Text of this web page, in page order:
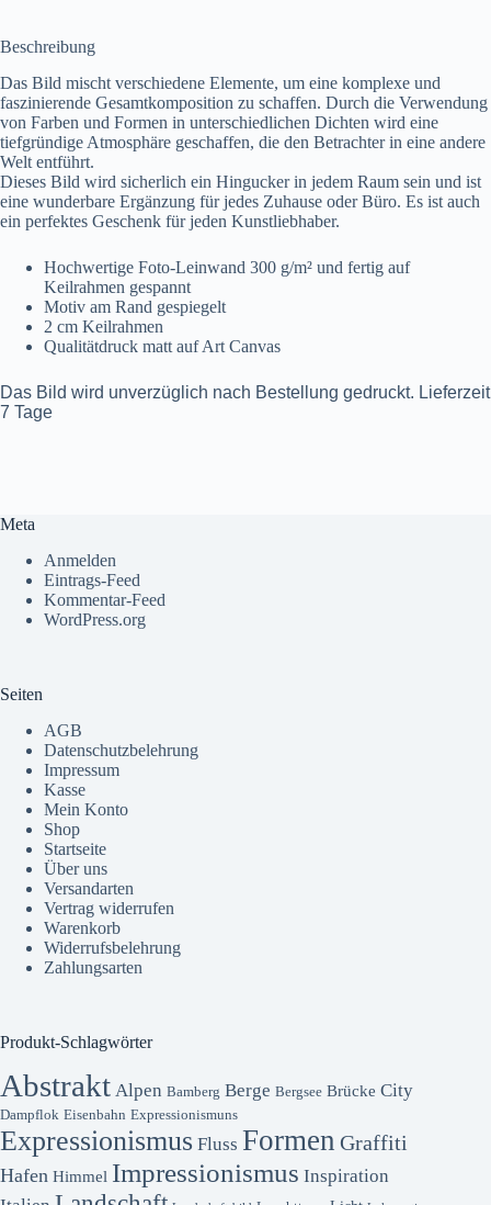
Beschreibung
Das Bild mischt verschiedene Elemente, um eine komplexe und
faszinierende Gesamtkomposition zu schaffen. Durch die Verwendung
von Farben und Formen in unterschiedlichen Dichten wird eine
tiefgründige Atmosphäre geschaffen, die den Betrachter in eine andere
Welt entführt.
Dieses Bild wird sicherlich ein Hingucker in jedem Raum sein und ist
eine wunderbare Ergänzung für jedes Zuhause oder Büro. Es ist auch
ein perfektes Geschenk für jeden Kunstliebhaber.
Hochwertige Foto-Leinwand 300 g/m² und fertig auf
Keilrahmen gespannt
Motiv am Rand gespiegelt
2 cm Keilrahmen
Qualitätdruck matt auf Art Canvas
Das Bild wird unverzüglich nach Bestellung gedruckt. Lieferzeit
7 Tage
Meta
Anmelden
Eintrags-Feed
Kommentar-Feed
WordPress.org
Seiten
AGB
Datenschutzbelehrung
Impressum
Kasse
Mein Konto
Shop
Startseite
Über uns
Versandarten
Vertrag widerrufen
Warenkorb
Widerrufsbelehrung
Zahlungsarten
Produkt-Schlagwörter
Abstrakt Alpen Bamberg Berge Bergsee Brücke City
Dampflok Eisenbahn Expressionismuns
Expressionismus Fluss Formen Graffiti
Hafen Himmel Impressionismus Inspiration